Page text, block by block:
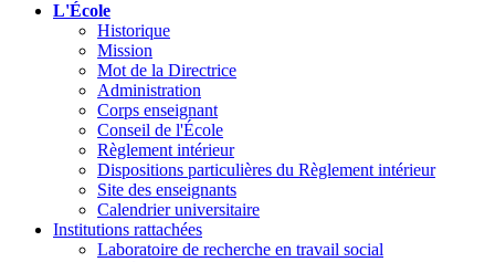
L'École
Historique
Mission
Mot de la Directrice
Administration
Corps enseignant
Conseil de l'École
Règlement intérieur
Dispositions particulières du Règlement intérieur
Site des enseignants
Calendrier universitaire
Institutions rattachées
Laboratoire de recherche en travail social